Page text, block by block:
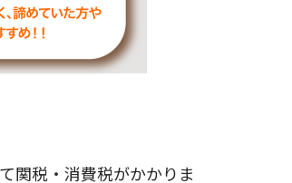
関税・消費税がかかりま